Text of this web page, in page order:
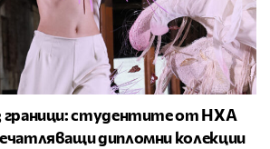
граници: студентите от НХА
дипломни колекции